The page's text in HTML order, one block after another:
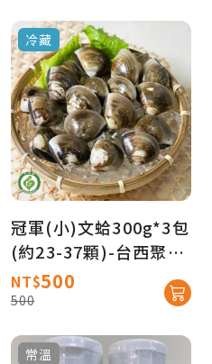
冷藏
冠軍(小)文蛤300g*3包
(約23-37顆)-台西聚鮮
★產銷履歷★【產地直
送免運】
NT$500
500
常溫